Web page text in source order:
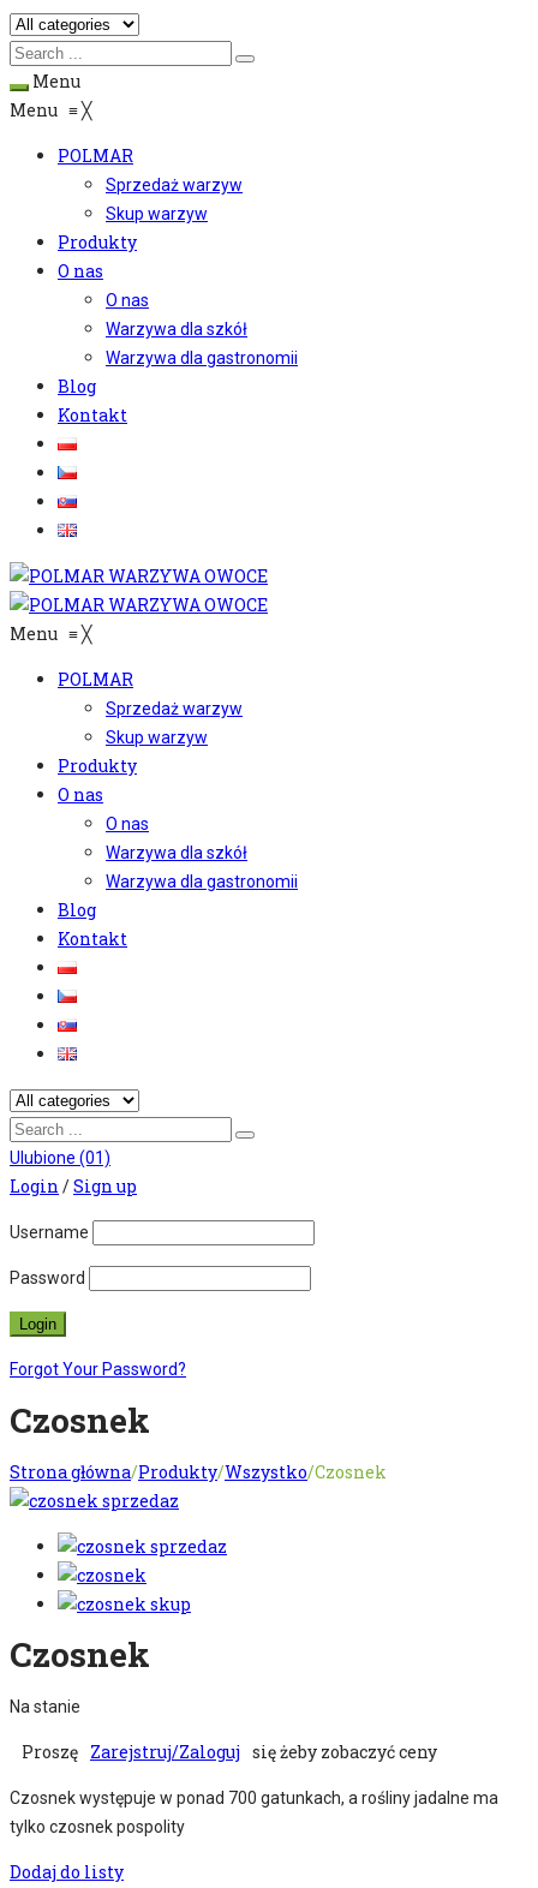
Menu
Menu ≡╳
POLMAR
Sprzedaż warzyw
Skup warzyw
Produkty
O nas
O nas
Warzywa dla szkół
Warzywa dla gastronomii
Blog
Kontakt
Menu ≡╳
POLMAR
Sprzedaż warzyw
Skup warzyw
Produkty
O nas
O nas
Warzywa dla szkół
Warzywa dla gastronomii
Blog
Kontakt
Ulubione (01)
Login /Sign up
Username
Password
Forgot Your Password?
Czosnek
Strona główna/Produkty/Wszystko/Czosnek
Czosnek
Na stanie
Proszę Zarejstruj/Zaloguj się żeby zobaczyć ceny
Czosnek występuje w ponad 700 gatunkach, a rośliny jadalne ma
tylko czosnek pospolity
Dodaj do listy